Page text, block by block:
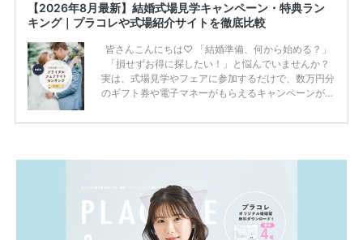
【2026年8月最新】結婚式場見学キャンペーン・特典ラン
キング｜プラコレや式場紹介サイトを徹底比較
皆さんこんにちは♡ 「結婚準備、何から始める？」
「損せずお得に探したい！」と悩んでいませんか？
実は、式場見学やフェアに参加するだけで、数万円分
のギフト券や電子マネーがもらえるキャンペーンがあ
ため、比較せずに選ぶと損をしてしまうことも……。
一番お得？」「プラコレの特典は？」といった疑問も
解決します。 まずは診断で候補を絞れる「ウェディ
ング診断」か、体験型 […]続きを読む